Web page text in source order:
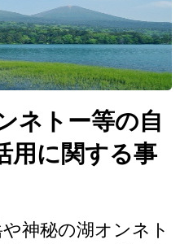
ネトー等の自
用に関する事
神秘の湖オンネト